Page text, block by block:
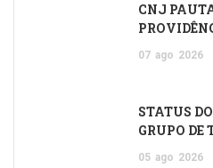
CNJ
07 ago 2026
STATUS
GRUPO DE
05 ago 2026